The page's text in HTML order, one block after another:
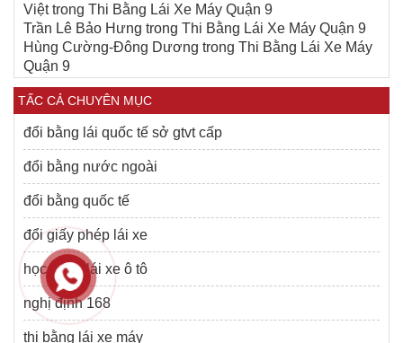
Việttrong Thi Bằng Lái Xe Máy Quận 9
Trần Lê Bảo Hưng trong Thi Bằng Lái Xe Máy Quận 9
Hùng Cường-Đông Dương trong Thi Bằng Lái Xe Máy
Quận 9
TẤC CẢ CHUYÊN MỤC
đổi bằng lái quốc tế sở gtvt cấp
đổi bằng nước ngoài
đổi bằng quốc tế
đổi giấy phép lái xe
học bằng lái xe ô tô
nghị định 168
thi bằng lái xe máy